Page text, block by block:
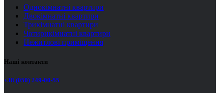
Однокімнатні квартири
Двокімнатні квартири
Трикімнатні квартири
Чотирикімнатні квартири
Нежитлові приміщення
Наші контакти
+38 (050) 249-00-55